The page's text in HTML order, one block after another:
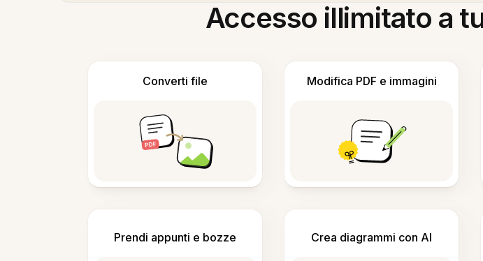
Accesso illimitato a
Converti file Modifica PDF e immagini
Prendi appunti e bozze Crea diagrammi con AI